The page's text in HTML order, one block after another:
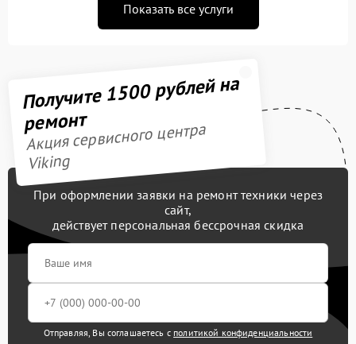
Показать все услуги
Получите 1500 рублей на
ремонт
Акция сервисного центра
Viking
При оформлении заявки на ремонт техники через
сайт,
действует персональная бессрочная скидка
Отправляя, Вы соглашаетесь с политикой конфиденциальности